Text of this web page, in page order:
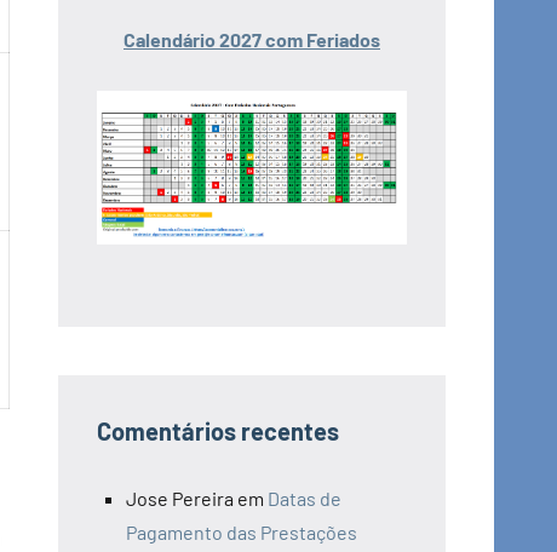
Calendário 2027 com Feriados
Comentários recentes
Jose Pereira em Datas de
Pagamento das Prestações